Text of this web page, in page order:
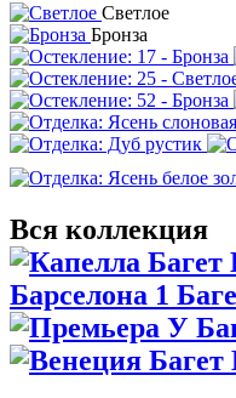
Светлое
Бронза
Вся коллекция
Барселона 1